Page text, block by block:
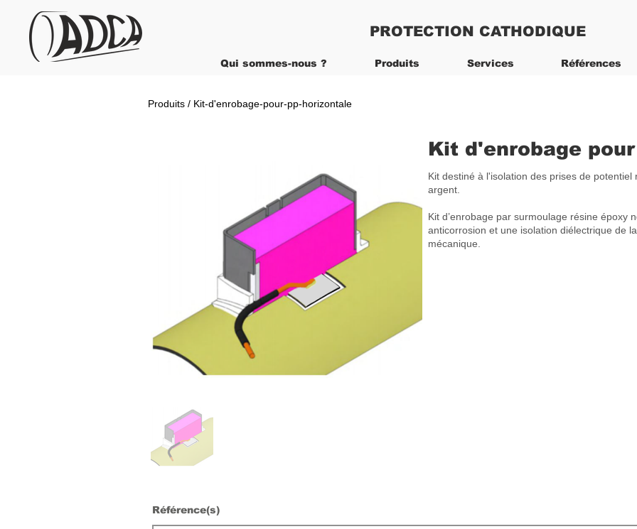
PROTECTION CATHODIQUE
Qui sommes-nous ? Produits Services Références
Produits / Kit-d'enrobage-pour-pp-horizontale
Kit d'enrobage
Kit destiné à l'isolation des prises de
argent.
Kit d’enrobage par surmoulage résine époxy
anticorrosion et une isolation diélectrique de
mécanique.
Référence(s)